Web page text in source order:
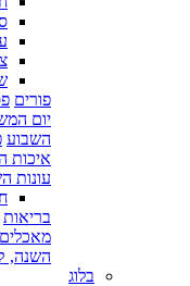
פורים
יום
השבוע
איכות
עונות
בריאות
מאכלים
השנה,
בלוג